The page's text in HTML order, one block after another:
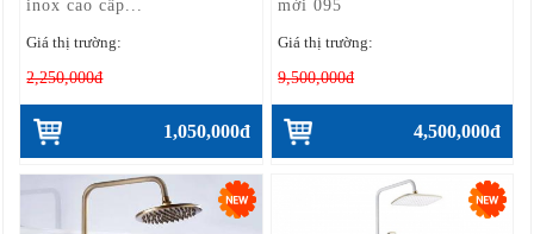
inox cao cấp...
Giá thị trường:
2,250,000đ
1,050,000đ
mới 095
Giá thị trường:
9,500,000đ
4,500,000đ